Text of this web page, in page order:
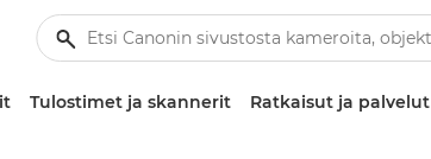
Tulostimet ja skannerit Ratkaisut ja palvelut